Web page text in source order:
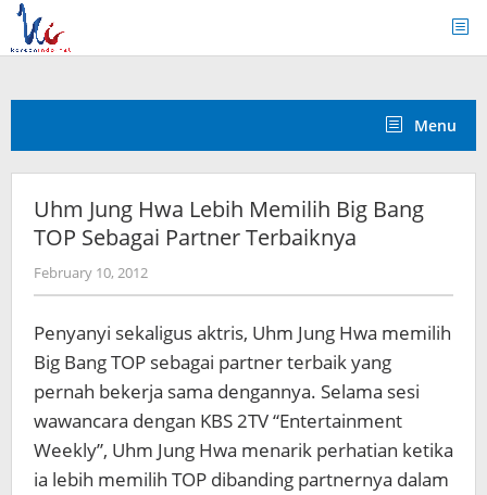
Skip
content
Menu
Uhm Jung Hwa Lebih Memilih Big Bang
TOP Sebagai Partner Terbaiknya
February 10, 2012by
Koreanindo
Penyanyi sekaligus aktris, Uhm Jung Hwa memilih
Big Bang TOP sebagai partner terbaik yang
pernah bekerja sama dengannya. Selama sesi
wawancara dengan KBS 2TV “Entertainment
Weekly”, Uhm Jung Hwa menarik perhatian ketika
ia lebih memilih TOP dibanding partnernya dalam